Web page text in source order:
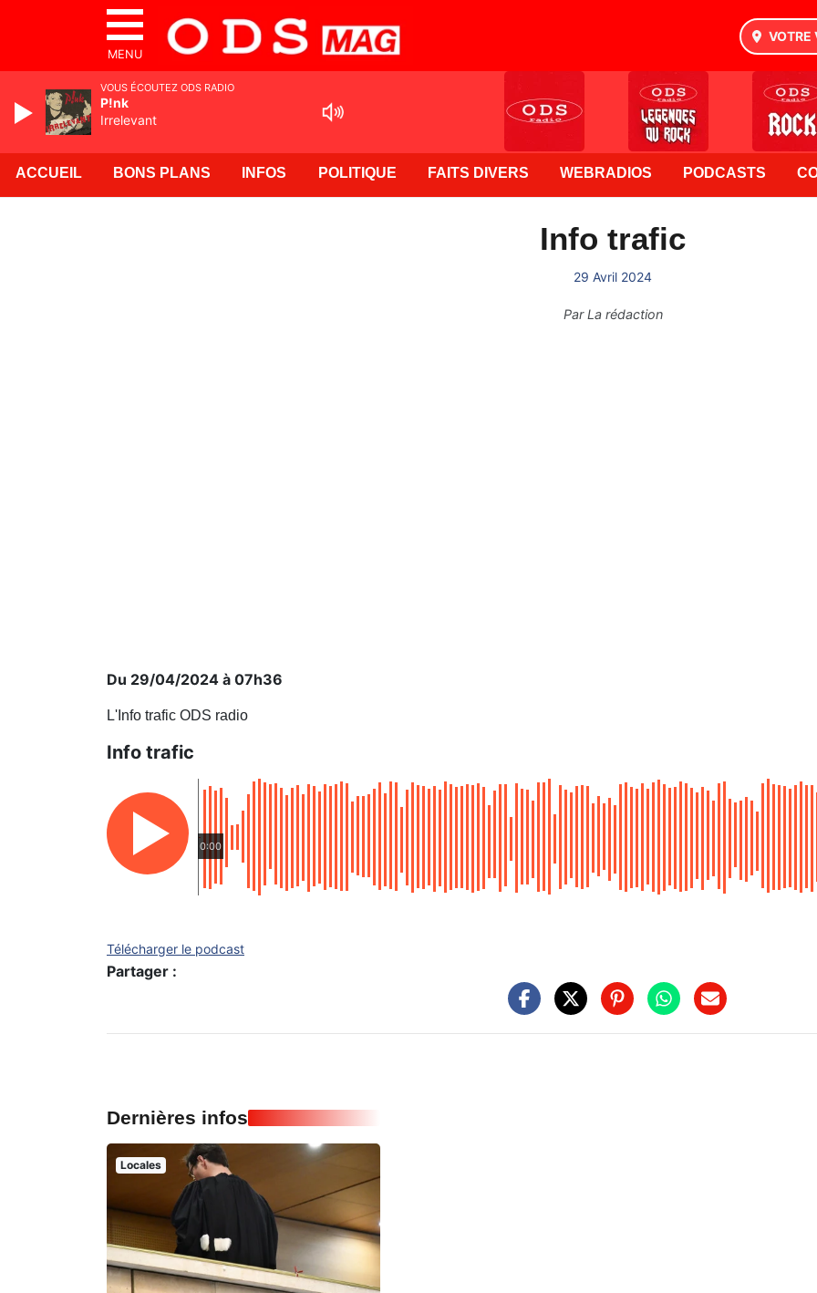
MENU
VOTRE
ACCUEIL BONS PLANS INFOS POLITIQUE FAITS DIVERS WEBRADIOS PODCASTS
Info trafic
29 Avril 2024
ParLa rédaction
Du 29/04/2024 à 07h36
L'Info trafic ODS radio
Info trafic
0:00
Télécharger le podcast
Partager :
Dernières infos
Locales
VOUS ÉCOUTEZ ODS RADIO
P!nk
Irrelevant